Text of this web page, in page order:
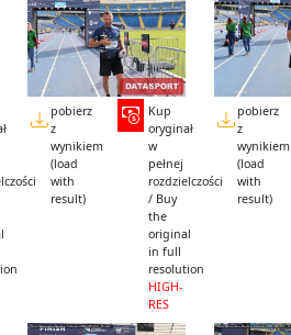
pobierz
z
wynikiem
(load
with
result)
Kup
oryginał
w
pełnej
rozdzielczości
/ Buy
the
original
in full
resolution
HIGH-
RES
pobierz
z
wynikiem
(load
with
result)